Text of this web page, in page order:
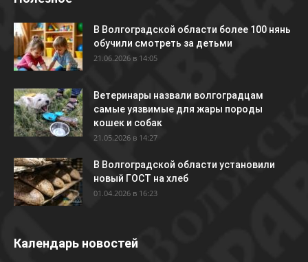
В Волгоградской области более 100 нянь
обучили смотреть за детьми
21.06.2026 в 14:05
Ветеринары назвали волгоградцам
самые уязвимые для жары породы
кошек и собак
21.05.2026 в 14:27
В Волгоградской области установили
новый ГОСТ на хлеб
01.04.2026 в 16:23
Календарь новостей